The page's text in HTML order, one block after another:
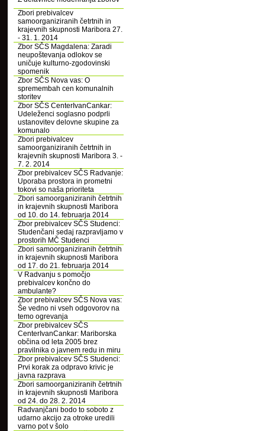
Zbori prebivalcev
samoorganiziranih četrtnih in
krajevnih skupnosti Maribora 27.
- 31. 1. 2014
Zbor SČS Magdalena: Zaradi
neupoštevanja odlokov se
uničuje kulturno-zgodovinski
spomenik
Zbor SČS Nova vas: O
spremembah cen komunalnih
storitev
Zbor SČS CenterIvanCankar:
Udeleženci soglasno podprli
ustanovitev delovne skupine za
komunalo
Zbori prebivalcev
samoorganiziranih četrtnih in
krajevnih skupnosti Maribora 3. -
7. 2. 2014
Zbor prebivalcev SČS Radvanje:
Uporaba prostora in prometni
tokovi so naša prioriteta
Zbori samoorganiziranih četrtnih
in krajevnih skupnosti Maribora
od 10. do 14. februarja 2014
Zbor prebivalcev SČS Studenci:
Studenčani sedaj razpravljamo v
prostorih MČ Studenci
Zbori samoorganiziranih četrtnih
in krajevnih skupnosti Maribora
od 17. do 21. februarja 2014
V Radvanju s pomočjo
prebivalcev končno do
ambulante?
Zbor prebivalcev SČS Nova vas:
Še vedno ni vseh odgovorov na
temo ogrevanja
Zbor prebivalcev SČS
CenterIvanCankar: Mariborska
občina od leta 2005 brez
pravilnika o javnem redu in miru
Zbor prebivalcev SČS Studenci:
Prvi korak za odpravo krivic je
javna razprava
Zbori samoorganiziranih četrtnih
in krajevnih skupnosti Maribora
od 24. do 28. 2. 2014
Radvanjčani bodo to soboto z
udarno akcijo za otroke uredili
varno pot v šolo